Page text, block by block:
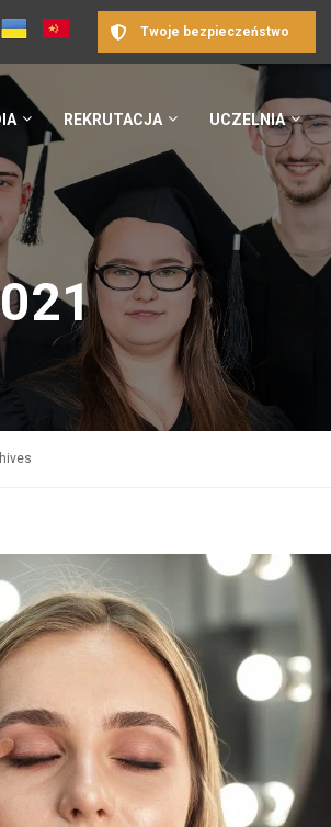
Twoje bezpieczeństwo
REKRUTACJA UCZELNIA